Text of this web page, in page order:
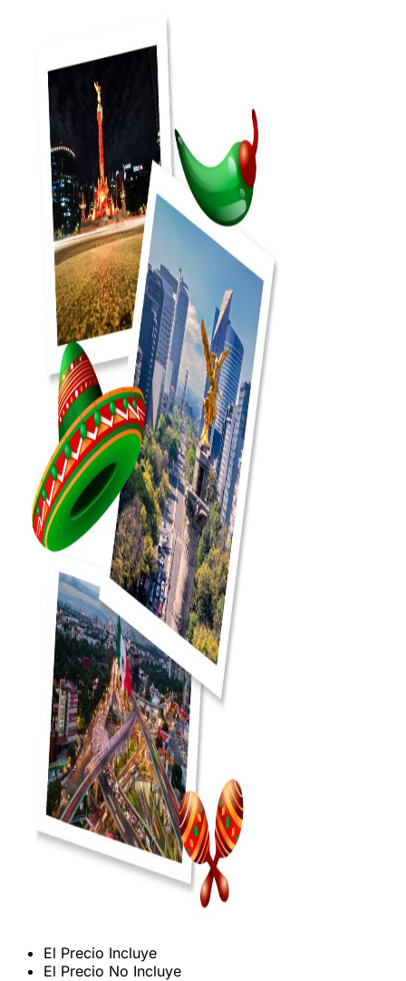
El Precio Incluye
El Precio No Incluye